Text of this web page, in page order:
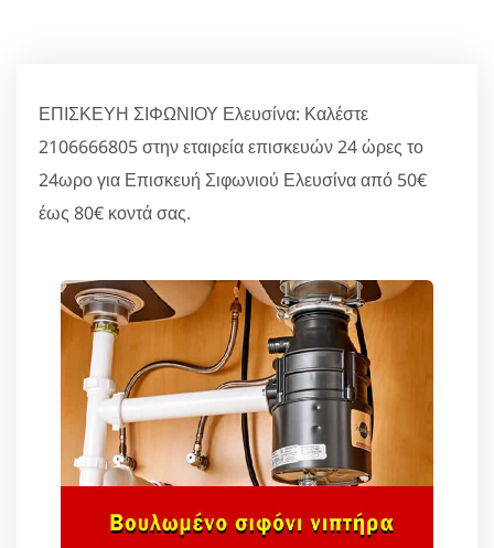
ΕΠΙΣΚΕΥΗ ΣΙΦΩΝΙΟΥ Ελευσίνα: Καλέστε
2106666805 στην εταιρεία επισκευών 24 ώρες το
24ωρο για Επισκευή Σιφωνιού Ελευσίνα από 50€
έως 80€ κοντά σας.